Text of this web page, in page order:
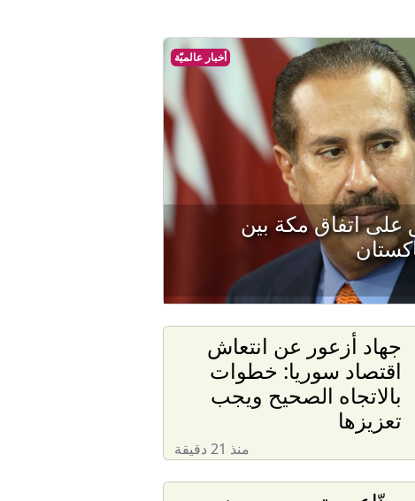
أخبار عالميّة
اتفاق مكة بين
جهاد أزعور عن انتعاش
اقتصاد سوريا: خطوات
بالاتجاه الصحيح ويجب
تعزيزها
منذ 21 دقيقة